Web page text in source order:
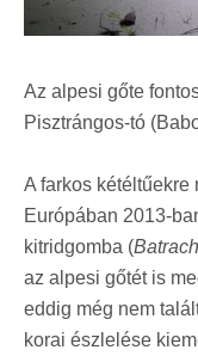
Az alpesi gőte
Pisztrángos-tó
A farkos kétéltűekre
Európában 2013-
kitridgomba (
az alpesi gőtét is
eddig még nem
korai észlelése